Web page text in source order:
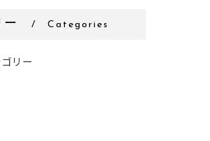
ー Categories
リー